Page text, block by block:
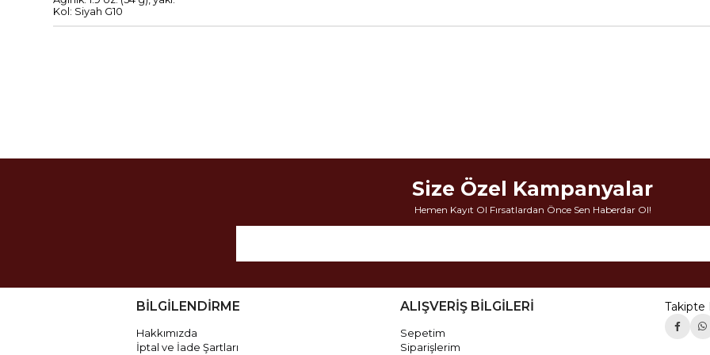
Kol : Siyah G10
Size Özel Kampanyalar
Hemen Kayıt Ol Fırsatlardan Önce Sen Haberdar Ol!
BİLGİLENDİRME
Hakkımızda
İptal ve İade Şartları
ALIŞVERİŞ BİLGİLERİ
Sepetim
Siparişlerim
Takipte